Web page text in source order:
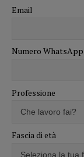
Email
Numero WhatsApp
Professione
Fascia di età